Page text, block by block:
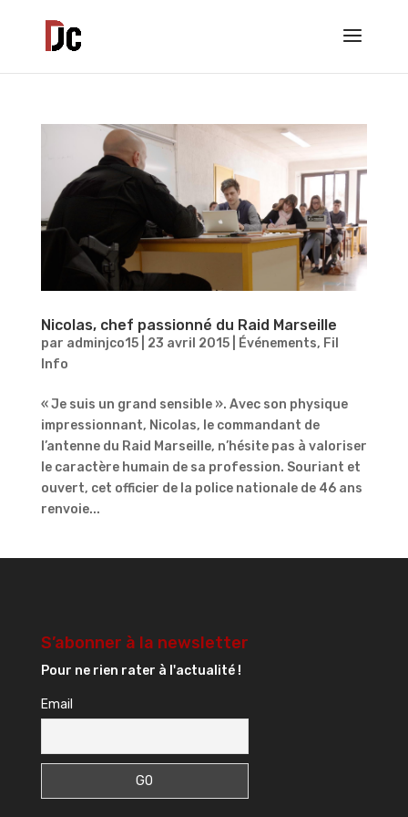
Nicolas, chef passionné du Raid Marseille
par adminjco15| 23 avril 2015| Événements, Fil
Info
« Je suis un grand sensible ». Avec son physique
impressionnant, Nicolas, le commandant de
l’antenne du Raid Marseille, n’hésite pas à valoriser
le caractère humain de sa profession. Souriant et
ouvert, cet officier de la police nationale de 46 ans
renvoie...
S’abonner à la newsletter
Pour ne rien rater à l'actualité !
Email